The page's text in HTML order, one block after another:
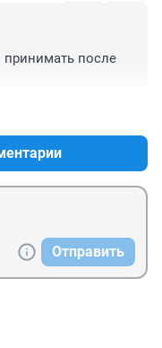
после
Отправить